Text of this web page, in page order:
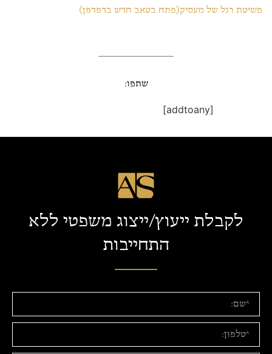
פשיטת רגל של מעסיק(פתח בטאב חדש בדפדפן)
שתפו:
[addtoany]
לקבלת ייעוץ/ייצוג משפטי ללא
התחייבות